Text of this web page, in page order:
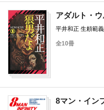
アダルト・
平井和正 生頼範義
全10冊
8マン・イン